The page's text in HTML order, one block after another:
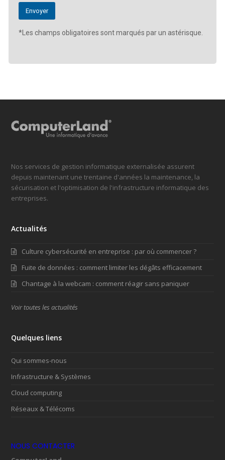
*Les champs obligatoires sont marqués par un astérisque.
Nos services de gestion informatique externalisée assurent
depuis maintenant une trentaine d'années la maintenance, la
sécurisation et l'optimisation de l'infrastructure informatique des
entreprises.
Actualités
Culture cybersécurité en entreprise : par où commencer ?
Fuite de données : comment limiter les dégâts efficacement
Chantage à la webcam : comment réagir sans paniquer
Voir toutes les actualités
Quelques liens
Qui sommes-nous
Infrastructure & Systèmes
Cloud computing
Réseaux & Télécoms
NOUS CONTACTER